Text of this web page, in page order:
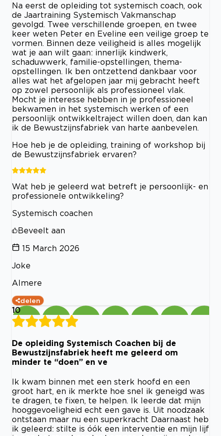
Na eerst de opleiding tot systemisch coach, ook
de Jaartraining Systemisch Vakmanschap
gevolgd. Twee verschillende groepen, en twee
keer weten Peter en Eveline een veilige groep te
vormen. Binnen deze veiligheid is alles mogelijk
wat je aan wilt gaan: innerlijk kindwerk,
schaduwwerk, familie-opstellingen, thema-
opstellingen. Ik ben ontzettend dankbaar voor
alles wat het afgelopen jaar mij gebracht heeft
op zowel persoonlijk als professioneel vlak.
Mocht je interesse hebben in je professioneel
bekwamen in het systemisch werken of een
persoonlijk ontwikkeltraject willen doen, dan kan
ik de Bewustzijnsfabriek van harte aanbevelen.
Hoe heb je de opleiding, training of workshop bij
de Bewustzijnsfabriek ervaren?
Wat heb je geleerd wat betreft je persoonlijk- en
professionele ontwikkeling?
Systemisch coachen
Beveelt aan
15 March 2026
Joke
Almere
delen
10
De opleiding Systemisch Coachen bij de
Bewustzijnsfabriek heeft me geleerd om
minder te “doen” en ve
Ik kwam binnen met een sterk hoofd en een
groot hart, en ik merkte hoe snel ik geneigd was
te dragen, te fixen, te helpen. Ik leerde dat mijn
hooggevoeligheid echt een gave is. Uit noodzaak
ontstaan maar nu een superkracht Daarnaast heb
ik geleerd: stilte is óók een interventie en mijn lijf